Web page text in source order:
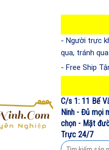
- Người trực
qua, tránh
- Free Ship
C/s 1: 11 Bế
Ninh - Đủ mọi
chọn - Mặt
Trực 24/7